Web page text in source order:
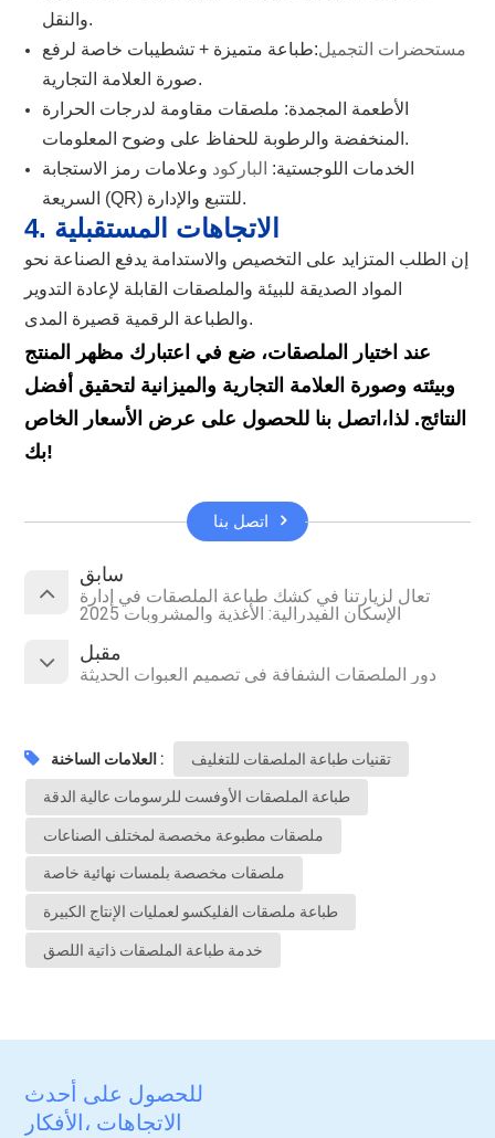
والنقل.
مستحضرات التجميل:طباعة متميزة + تشطيبات خاصة لرفع
صورة العلامة التجارية.
الأطعمة المجمدة: ملصقات مقاومة لدرجات الحرارة
المنخفضة والرطوبة للحفاظ على وضوح المعلومات.
الخدمات اللوجستية: الباركود وعلامات رمز الاستجابة
السريعة (QR) للتتبع والإدارة.
4. الاتجاهات المستقبلية
إن الطلب المتزايد على التخصيص والاستدامة يدفع الصناعة نحو
المواد الصديقة للبيئة والملصقات القابلة لإعادة التدوير
والطباعة الرقمية قصيرة المدى.
عند اختيار الملصقات، ضع في اعتبارك مظهر المنتج
وبيئته وصورة العلامة التجارية والميزانية لتحقيق أفضل
النتائج. لذا، اتصل بنا للحصول على عرض الأسعار الخاص
بك!
اتصل بنا
سابق
تعال لزيارتنا في كشك طباعة الملصقات في إدارة
الإسكان الفيدرالية: الأغذية والمشروبات 2025
مقبل
دور الملصقات الشفافة في تصميم العبوات الحديثة
العلامات الساخنة : تقنيات طباعة الملصقات للتغليف
طباعة الملصقات الأوفست للرسومات عالية الدقة
ملصقات مطبوعة مخصصة لمختلف الصناعات
ملصقات مخصصة بلمسات نهائية خاصة
طباعة ملصقات الفليكسو لعمليات الإنتاج الكبيرة
خدمة طباعة الملصقات ذاتية اللصق
للحصول على أحدث
الاتجاهات ،الأفكار